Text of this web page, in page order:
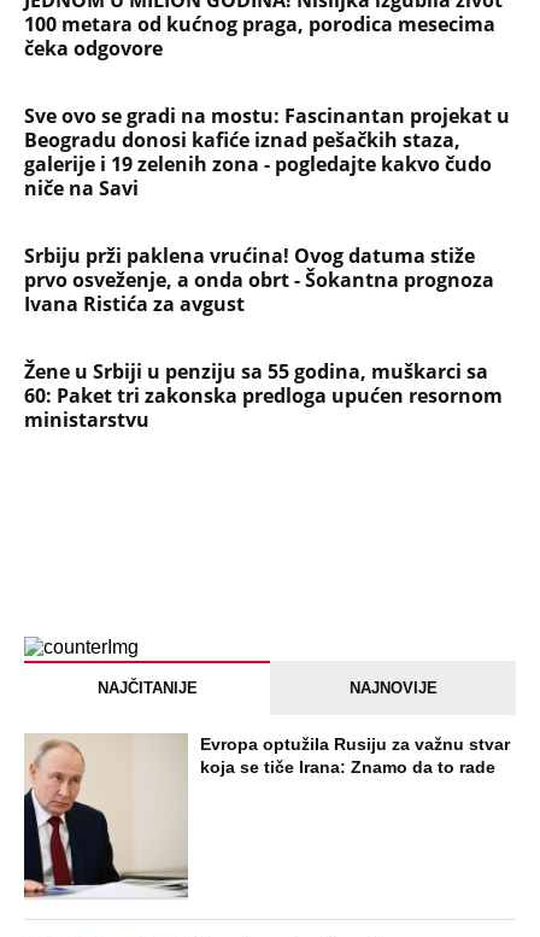
100 metara od kućnog praga, porodica mesecima
čeka odgovore
Sve ovo se gradi na mostu: Fascinantan projekat u
Beogradu donosi kafiće iznad pešačkih staza,
galerije i 19 zelenih zona - pogledajte kakvo čudo
niče na Savi
Srbiju prži paklena vrućina! Ovog datuma stiže
prvo osveženje, a onda obrt - Šokantna prognoza
Ivana Ristića za avgust
Žene u Srbiji u penziju sa 55 godina, muškarci sa
60: Paket tri zakonska predloga upućen resornom
ministarstvu
NAJČITANIJE NAJNOVIJE
Evropa optužila Rusiju za važnu stvar
koja se tiče Irana: Znamo da to rade